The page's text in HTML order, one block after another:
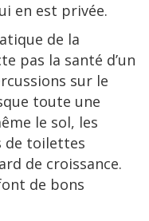
en est privée.
de la
pas la santé d’un
sur le
toute une
le sol, les
de toilettes
de croissance.
de bons